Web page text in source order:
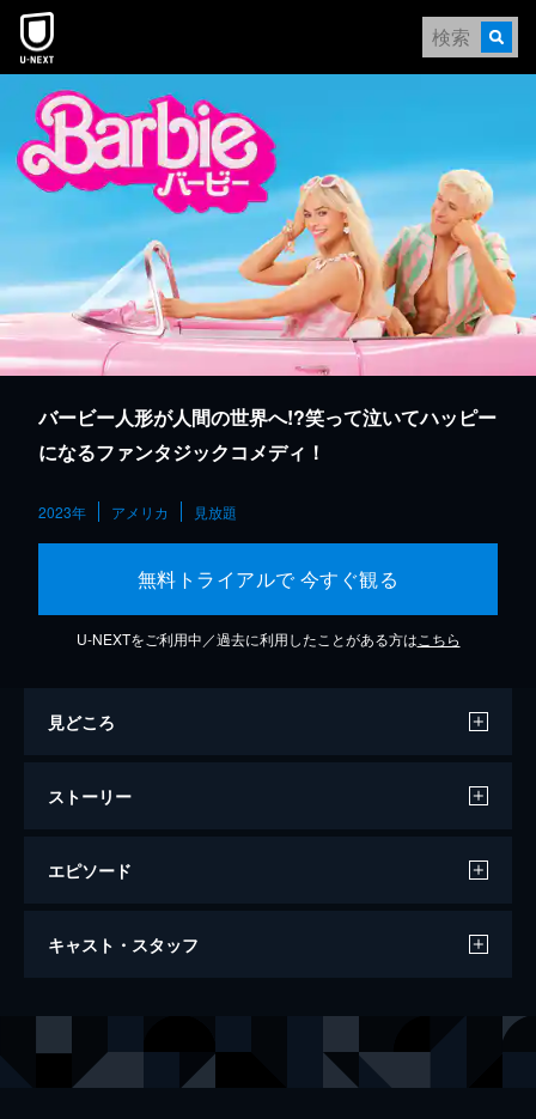
本文へスキップ
バービー人形が人間の世界へ!?笑って泣いてハッピー
になるファンタジックコメディ！
2023年 アメリカ 見放題
無料トライアルで 今すぐ観る
U-NEXTをご利用中／過去に利用したことがある方は こちら
見どころ
ストーリー
エピソード
バービー
キャスト・スタッフ
ケン